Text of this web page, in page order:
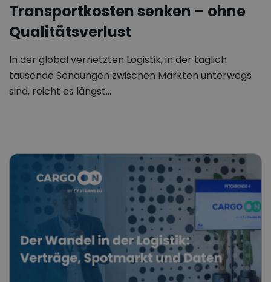
Transportkosten senken – ohne
Qualitätsverlust
In der global vernetzten Logistik, in der täglich
tausende Sendungen zwischen Märkten unterwegs
sind, reicht es längst…